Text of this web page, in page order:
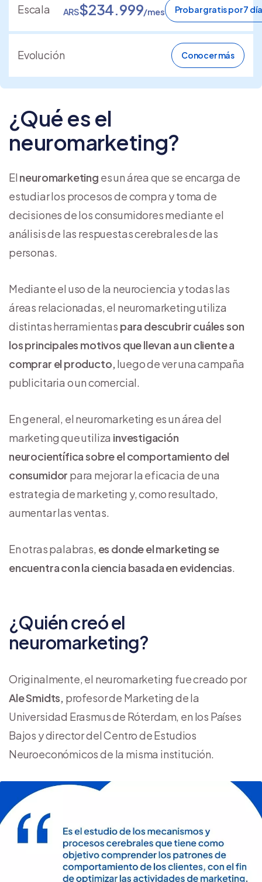
Escala ARS$234.999/mes Probar gratis por 7
Evolución Conocer más
¿Qué es el
neuromarketing?
El neuromarketing es un área que se encarga de
estudiar los procesos de compra y toma de
decisiones de los consumidores mediante el
análisis de las respuestas cerebrales de las
personas.
Mediante el uso de la neurociencia y todas las
áreas relacionadas, el neuromarketing utiliza
distintas herramientas para descubrir cuáles son
los principales motivos que llevan a un cliente a
comprar el producto, luego de ver una campaña
publicitaria o un comercial.
En general, el neuromarketing es un área del
marketing que utiliza investigación
neurocientífica sobre el comportamiento del
consumidor para mejorar la eficacia de una
estrategia de marketing y, como resultado,
aumentar las ventas.
En otras palabras, es donde el marketing se
encuentra con la ciencia basada en evidencias.
¿Quién creó el
neuromarketing?
Originalmente, el neuromarketing fue creado por
Ale Smidts, profesor de Marketing de la
Universidad Erasmus de Róterdam, en los Países
Bajos y director del Centro de Estudios
Neuroeconómicos de la misma institución.